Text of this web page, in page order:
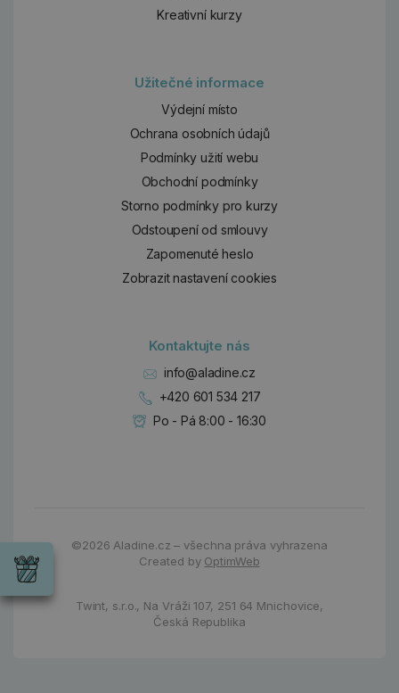
Kreativní kurzy
Užitečné informace
Výdejní místo
Ochrana osobních údajů
Podmínky užití webu
Obchodní podmínky
Storno podmínky pro kurzy
Odstoupení od smlouvy
Zapomenuté heslo
Zobrazit nastavení cookies
Kontaktujte nás
info@aladine.cz
+420 601 534 217
Po - Pá 8:00 - 16:30
©2026 Aladine.cz – všechna práva vyhrazena
Created by OptimWeb
Twint, s.r.o., Na Vráži 107, 251 64 Mnichovice,
Česká Republika
Wrendale
příležitost
Chci si vybrat